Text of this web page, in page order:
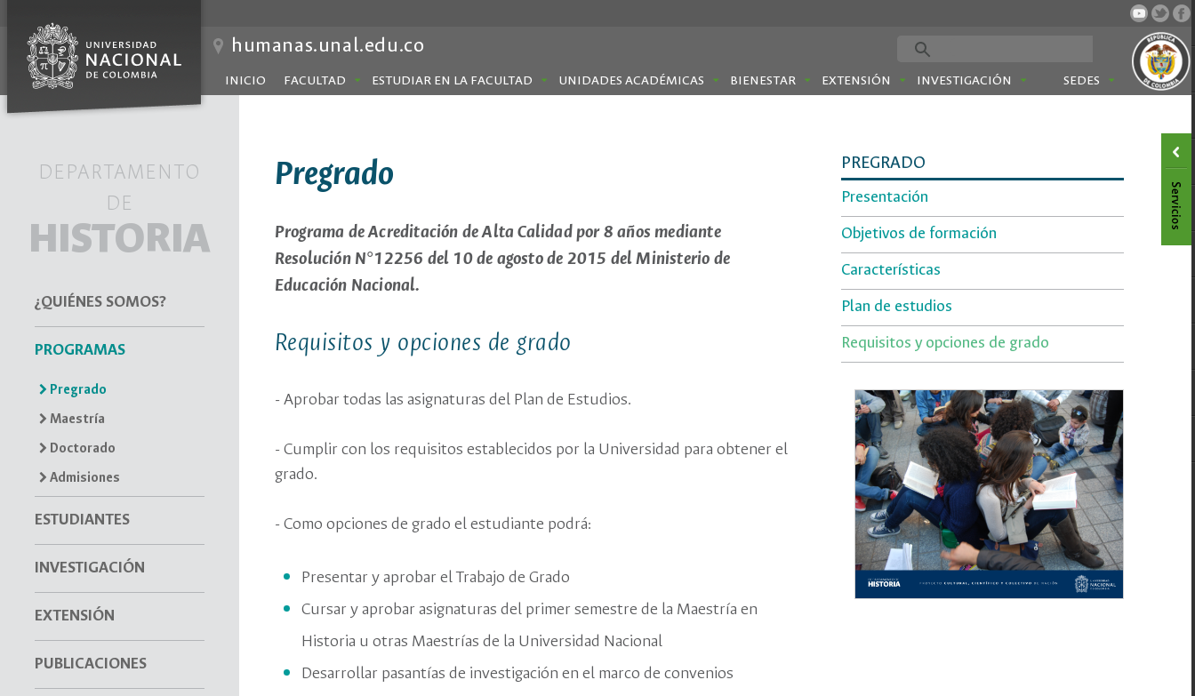
humanas.unal.edu.co
INICIO FACULTAD ESTUDIAR EN LA FACULTAD UNIDADES ACADÉMICAS BIENESTAR EXTENSIÓN INVESTIGACIÓN SEDES
DEPARTAMENTO
DE
HISTORIA
¿QUIÉNES SOMOS?
PROGRAMAS
Pregrado
Maestría
Doctorado
Admisiones
ESTUDIANTES
INVESTIGACIÓN
EXTENSIÓN
PUBLICACIONES
PREGRADO
Presentación
Objetivos de formación
Características
Plan de estudios
Requisitos y opciones de grado
Pregrado
Programa de Acreditación de Alta Calidad por 8 años mediante
Resolución N°12256 del 10 de agosto de 2015 del Ministerio de
Educación Nacional.
Requisitos y opciones de grado
- Aprobar todas las asignaturas del Plan de Estudios.
- Cumplir con los requisitos establecidos por la Universidad para obtener el
grado.
- Como opciones de grado el estudiante podrá:
Presentar y aprobar el Trabajo de Grado
Cursar y aprobar asignaturas del primer semestre de la Maestría en
Historia u otras Maestrías de la Universidad Nacional
Desarrollar pasantías de investigación en el marco de convenios